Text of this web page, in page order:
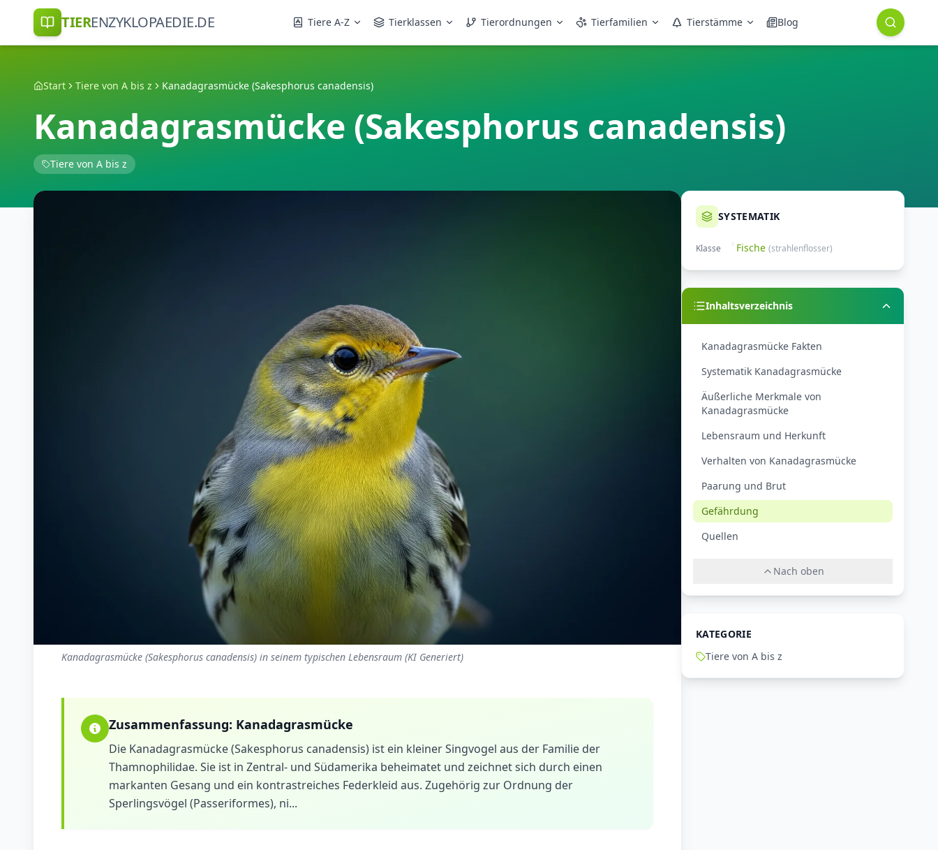
TIERENZYKLOPAEDIE.DE Tiere A-Z Tierklassen Tierordnungen Tierfamilien Tierstämme Blog
Start Tiere von A bis z Kanadagrasmücke (Sakesphorus canadensis)
Kanadagrasmücke (Sakesphorus canadensis)
Tiere von A bis z
Kanadagrasmücke (Sakesphorus canadensis) in seinem typischen Lebensraum (KI Generiert)
Zusammenfassung: Kanadagrasmücke
Die Kanadagrasmücke (Sakesphorus canadensis) ist ein kleiner Singvogel aus der Familie der
Thamnophilidae. Sie ist in Zentral- und Südamerika beheimatet und zeichnet sich durch einen
markanten Gesang und ein kontrastreiches Federkleid aus. Zugehörig zur Ordnung der
Sperlingsvögel (Passeriformes), ni...
SYSTEMATIK
Klasse Fische (strahlenflosser)
Inhaltsverzeichnis
Kanadagrasmücke Fakten
Systematik Kanadagrasmücke
Äußerliche Merkmale von
Kanadagrasmücke
Lebensraum und Herkunft
Verhalten von Kanadagrasmücke
Paarung und Brut
Gefährdung
Quellen
Nach oben
KATEGORIE
Tiere von A bis z